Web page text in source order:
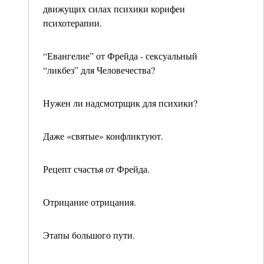
движущих силах психики корифеи
психотерапии.
“Евангелие” от Фрейда - сексуальный
“ликбез” для Человечества?
Нужен ли надсмотрщик для психики?
Даже «святые» конфликтуют.
Рецепт счастья от Фрейда.
Отрицание отрицания.
Этапы большого пути.